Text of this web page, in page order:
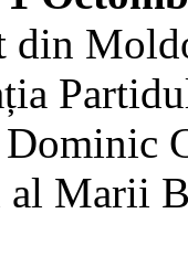
din
al Marii